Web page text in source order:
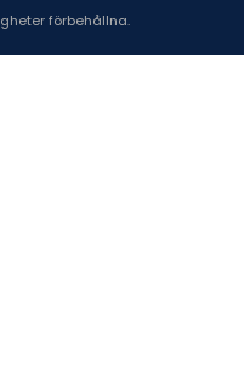
förbehållna.